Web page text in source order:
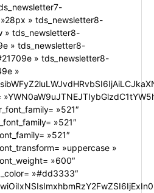
» tds_newsletter8-
» tds_newsletter8-
» tds_newsletter8-
» tds_newsletter8-
»
»521″
»521″
»521″
»uppercase »
»600″
»#dd3333″